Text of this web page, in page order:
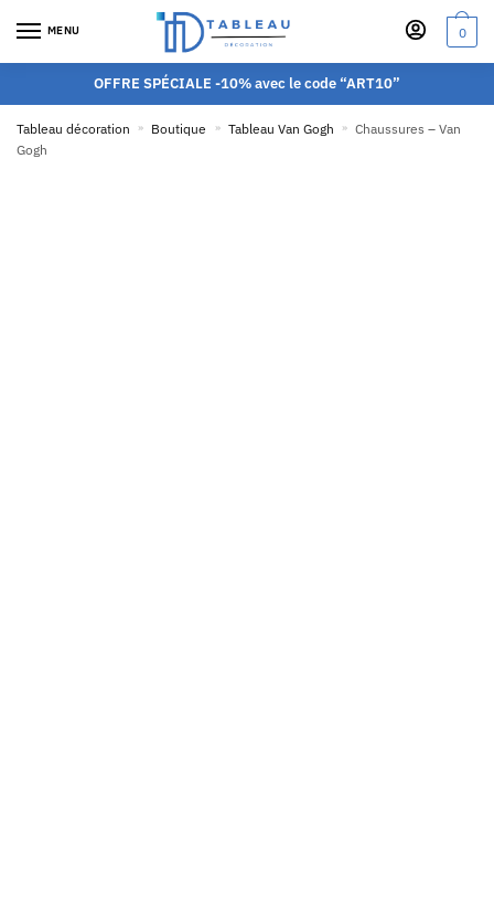
MENU 0
OFFRE SPÉCIALE -10% avec le code “ART10”
Tableau décoration » Boutique » Tableau Van Gogh » Chaussures – Van
Gogh